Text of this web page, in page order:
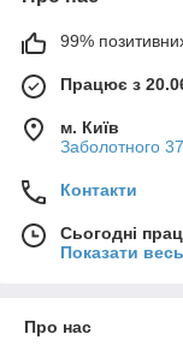
99%
Працює з
м. Київ
Заболотного
Контакти
Сьогодні
Показати
Про нас